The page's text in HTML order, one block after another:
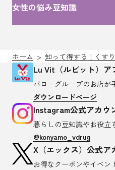
女性の悩み豆知識
ホーム 知って得する！くす
Lu Vit（ルビット）ア
バローグループのお店が
ダウンロードページ
Instagram公式アカウ
暮らしの豆知識やお役立
@konyamo_vdrug
X（エックス）公式ア
お得なクーポンやイベン